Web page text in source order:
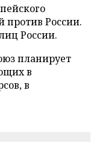
против России.
России.
планирует
в
в